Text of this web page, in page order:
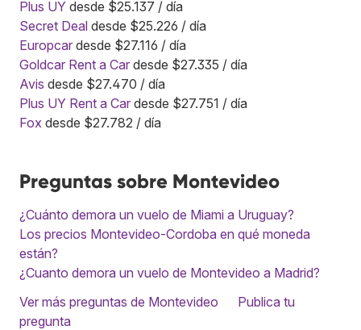
Plus UY desde $25.137 / día
Secret Deal desde $25.226 / día
Europcar desde $27.116 / día
Goldcar Rent a Car desde $27.335 / día
Avis desde $27.470 / día
Plus UY Rent a Car desde $27.751 / día
Fox desde $27.782 / día
Preguntas sobre Montevideo
¿Cuánto demora un vuelo de Miami a Uruguay?
Los precios Montevideo-Cordoba en qué moneda
están?
¿Cuanto demora un vuelo de Montevideo a Madrid?
Ver más preguntas de Montevideo
Publica tu
pregunta